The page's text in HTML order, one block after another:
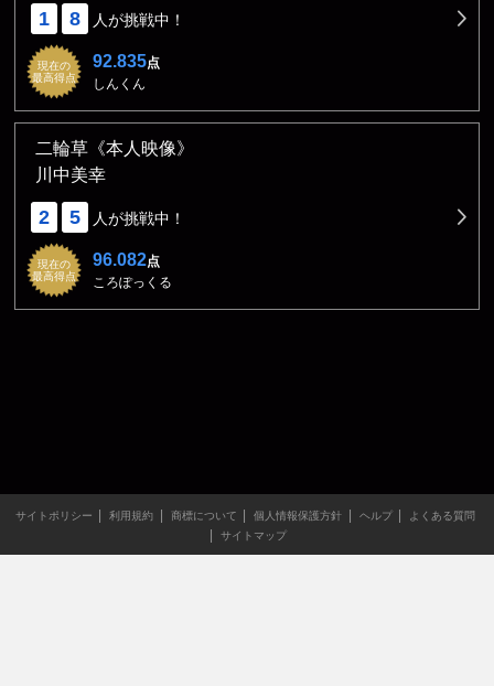
1 8 人が挑戦中！
現在の
最高得点
92.835点
しんくん
二輪草《本人映像》
川中美幸
2 5 人が挑戦中！
現在の
最高得点
96.082点
ころぽっくる
サイトポリシー 利用規約 商標について 個人情報保護方針 ヘルプ
よくある質問
サイトマップ